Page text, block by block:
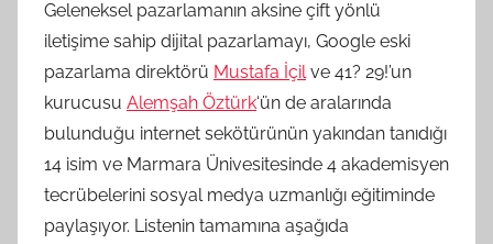
Geleneksel pazarlamanın aksine çift yönlü
iletişime sahip dijital pazarlamayı, Google eski
pazarlama direktörü Mustafa İçil ve 41? 29!’un
kurucusu Alemşah Öztürk‘ün de aralarında
bulunduğu internet sekötürünün yakından tanıdığı
14 isim ve Marmara Ünivesitesinde 4 akademisyen
tecrübelerini sosyal medya uzmanlığı eğitiminde
paylaşıyor. Listenin tamamına aşağıda